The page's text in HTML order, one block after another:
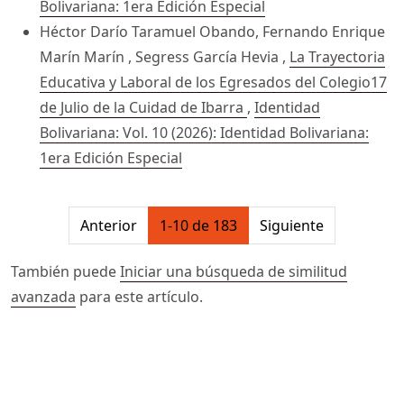
Bolivariana: 1era Edición Especial
Héctor Darío Taramuel Obando, Fernando Enrique
Marín Marín , Segress García Hevia , La Trayectoria
Educativa y Laboral de los Egresados del Colegio17
de Julio de la Cuidad de Ibarra , Identidad
Bolivariana: Vol. 10 (2026): Identidad Bolivariana:
1era Edición Especial
##issue.pagination##
Anterior 1-10 de 183 Siguiente
También puedeIniciar una búsqueda de similitud
avanzada para este artículo.